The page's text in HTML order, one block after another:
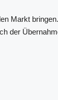
Markt
der